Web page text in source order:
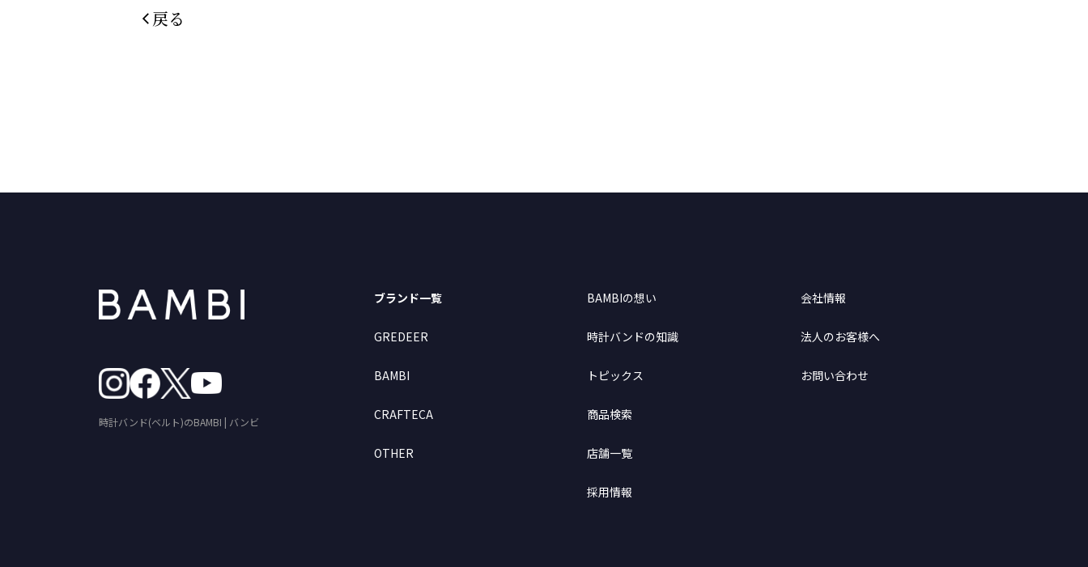
戻る
時計バンド(ベルト)のBAMBI | バンビ
ブランド一覧
GREDEER
BAMBI
CRAFTECA
OTHER
BAMBIの想い
時計バンドの知識
トピックス
商品検索
店舗一覧
採用情報
会社情報
法人のお客様へ
お問い合わせ